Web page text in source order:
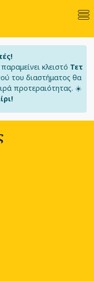
κλειστό Τετ
του διαστήματος θα
προτεραιότητας. ☀️